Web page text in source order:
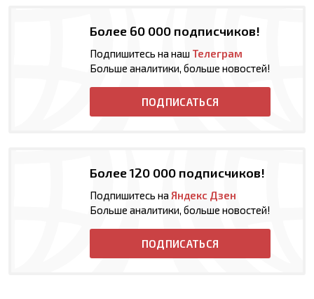
Более 60 000 подписчиков!
Подпишитесь на наш Телеграм
Больше аналитики, больше новостей!
ПОДПИСАТЬСЯ
Более 120 000 подписчиков!
Подпишитесь на Яндекс Дзен
Больше аналитики, больше новостей!
ПОДПИСАТЬСЯ